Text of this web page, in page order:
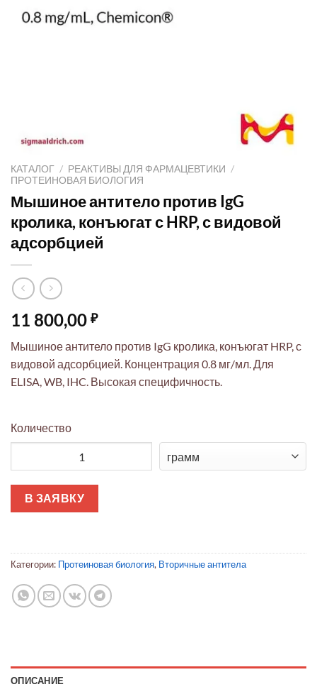
КАТАЛОГ / РЕАКТИВЫ ДЛЯ ФАРМАЦЕВТИКИ /
ПРОТЕИНОВАЯ БИОЛОГИЯ
Мышиное антитело против IgG
кролика, конъюгат с HRP, с видовой
адсорбцией
11 800,00 ₽
Мышиное антитело против IgG кролика, конъюгат HRP, с
видовой адсорбцией. Концентрация 0.8 мг/мл. Для
ELISA, WB, IHC. Высокая специфичность.
Количество
В ЗАЯВКУ
Категории: Протеиновая биология, Вторичные антитела
ОПИСАНИЕ